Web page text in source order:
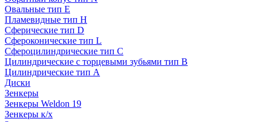
Овальные тип E
Пламевидные тип H
Сферические тип D
Сфероконические тип L
Сфероцилиндрические тип C
Цилиндрические с торцевыми зубьями тип B
Цилиндрические тип А
Диски
Зенкеры
Зенкеры Weldon 19
Зенкеры к/х